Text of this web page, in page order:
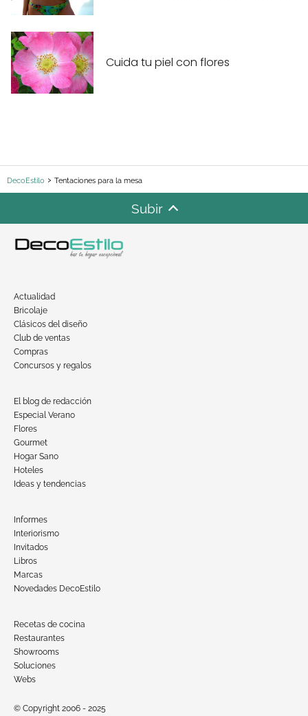
Cuida tu piel con flores
DecoEstilo Tentaciones para la mesa
Subir
Actualidad
Bricolaje
Clásicos del diseño
Club de ventas
Compras
Concursos y regalos
El blog de redacción
Especial Verano
Flores
Gourmet
Hogar Sano
Hoteles
Ideas y tendencias
Informes
Interiorismo
Invitados
Libros
Marcas
Novedades DecoEstilo
Recetas de cocina
Restaurantes
Showrooms
Soluciones
Webs
© Copyright 2006 - 2025